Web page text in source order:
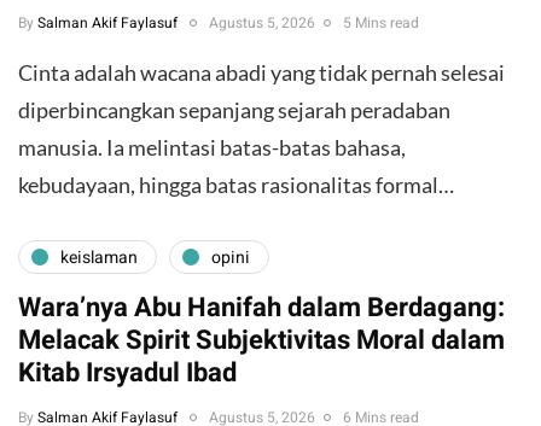
By Salman Akif Faylasuf Agustus 5, 2026 5 Mins read
Cinta adalah wacana abadi yang tidak pernah selesai
diperbincangkan sepanjang sejarah peradaban
manusia. Ia melintasi batas-batas bahasa,
kebudayaan, hingga batas rasionalitas formal…
keislaman opini
Wara’nya Abu Hanifah dalam Berdagang:
Melacak Spirit Subjektivitas Moral dalam
Kitab Irsyadul Ibad
By Salman Akif Faylasuf Agustus 5, 2026 6 Mins read